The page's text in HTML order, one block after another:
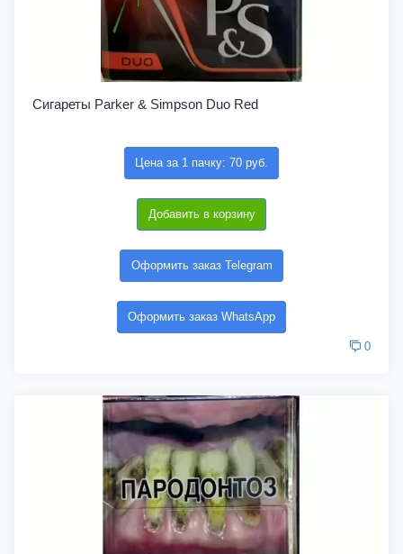
Сигареты Parker & Simpson Duo Red
Цена за 1 пачку: 70 руб.
Добавить в корзину
Оформить заказ Telegram
Оформить заказ WhatsApp
0